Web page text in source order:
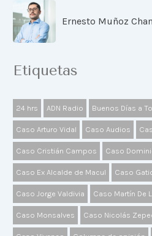
Ernesto Muñoz
Etiquetas
24 hrs ADN Radio Buenos Días a
Caso Arturo Vidal Caso Audios
Caso Cristián Campos Caso
Caso Ex Alcalde de Macul Caso
Caso Jorge Valdivia Caso Martín De
Caso Monsalves Caso Nicolás